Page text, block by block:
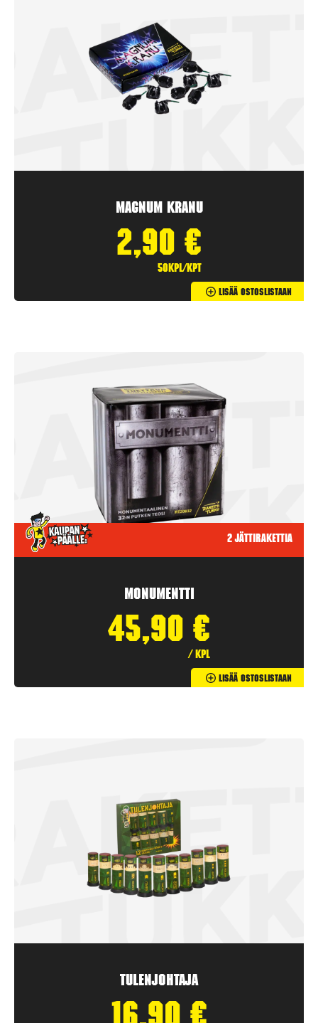
Magnum Kranu
2,90 €
50kpl/kpt
Lisää Ostoslistaan
2 jättirakettia
Monumentti
45,90 €
/ kpl
Lisää Ostoslistaan
Tulenjohtaja